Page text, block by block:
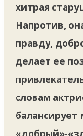
хитрая
Напротив,
правду,
делает ее
словам